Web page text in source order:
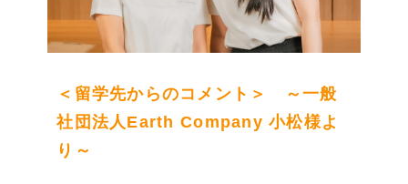
＜留学先からのコメント＞ ～一般
社団法人Earth Company 小松様よ
り～